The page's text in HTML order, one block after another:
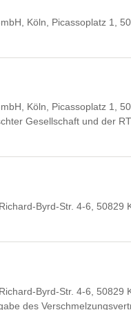
Köln, Picassoplatz 1,
Köln, Picassoplatz 1,
Gesellschaft und der
Byrd-Str. 4-6, 50829
Byrd-Str. 4-6, 50829
des